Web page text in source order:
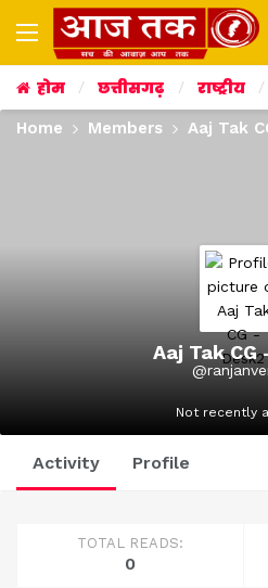
होम छत्तीसगढ़ राष्ट्रीय
Home Members Aaj Tak
Aaj Tak CG
Not recently
Activity Profile
TOTAL READS:
0